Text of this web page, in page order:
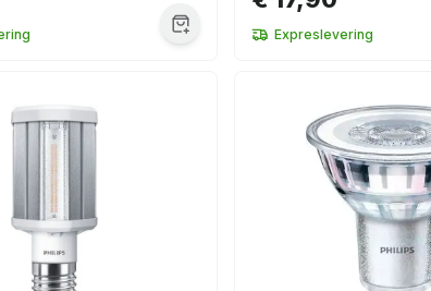
Expreslevering